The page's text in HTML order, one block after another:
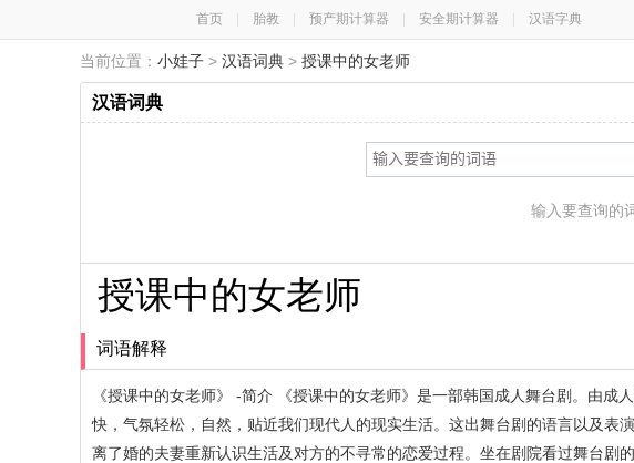
首页 胎教 预产期计算器 安全期计算器 汉语字典
当前位置： 小娃子 > 汉语词典 > 授课中的女老师
汉语词典
输入要查询的
授课中的女老师
词语解释
《授课中的女老师》 -简介 《授课中的女老师》是一部韩国成人舞台剧。由
快，气氛轻松，自然，贴近我们现代人的现实生活。这出舞台剧的语言以及
离了婚的夫妻重新认识生活及对方的不寻常的恋爱过程。坐在剧院看过舞台